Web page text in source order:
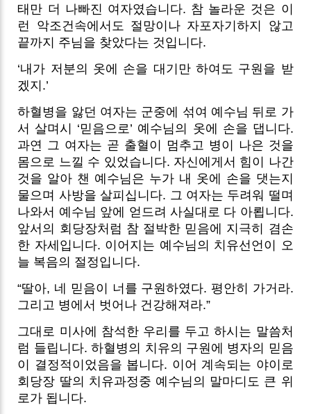
태만 더 나빠진 여자였습니다. 참 놀라운 것은 이
런 악조건속에서도 절망이나 자포자기하지 않고
끝까지 주님을 찾았다는 것입니다.
‘내가 저분의 옷에 손을 대기만 하여도 구원을 받
겠지.’
하혈병을 앓던 여자는 군중에 섞여 예수님 뒤로 가
서 살며시 ‘믿음으로’ 예수님의 옷에 손을 댑니다.
과연 그 여자는 곧 출혈이 멈추고 병이 나은 것을
몸으로 느낄 수 있었습니다. 자신에게서 힘이 나간
것을 알아 챈 예수님은 누가 내 옷에 손을 댓는지
물으며 사방을 살피십니다. 그 여자는 두려워 떨며
나와서 예수님 앞에 얻드려 사실대로 다 아룁니다.
앞서의 회당장처럼 참 절박한 믿음에 지극히 겸손
한 자세입니다. 이어지는 예수님의 치유선언이 오
늘 복음의 절정입니다.
“딸아, 네 믿음이 너를 구원하였다. 평안히 가거라.
그리고 병에서 벗어나 건강해져라.”
그대로 미사에 참석한 우리를 두고 하시는 말씀처
럼 들립니다. 하혈병의 치유의 구원에 병자의 믿음
이 결정적이었음을 봅니다. 이어 계속되는 야이로
회당장 딸의 치유과정중 예수님의 말마디도 큰 위
로가 됩니다.